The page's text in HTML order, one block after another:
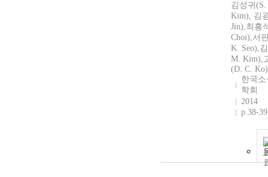
김성귀(S.
Kim), 김
Jin),최홍
Choi),서
K. Seo),
M. Kim),
(D. C. Ko)
한국
학회
2014
p.38-39